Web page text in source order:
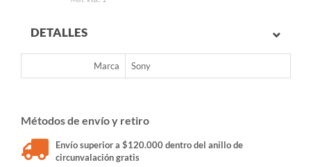
DETALLES
Marca Sony
Métodos de envío y retiro
Envío superior a $120.000 dentro del anillo de
circunvalación gratis